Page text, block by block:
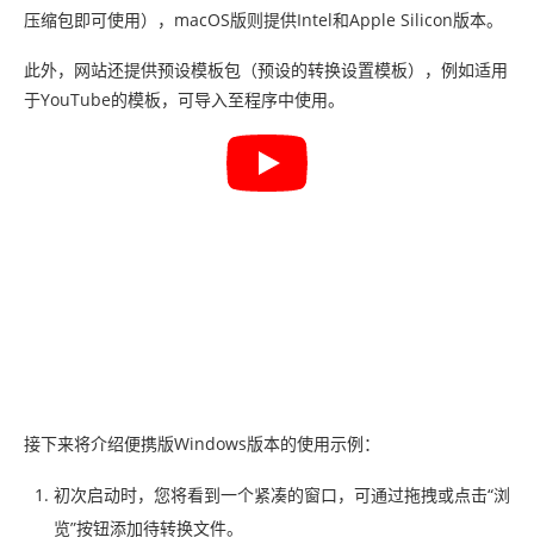
压缩包即可使用），macOS版则提供Intel和Apple Silicon版本。
此外，网站还提供预设模板包（预设的转换设置模板），例如适用
于YouTube的模板，可导入至程序中使用。
接下来将介绍便携版Windows版本的使用示例：
初次启动时，您将看到一个紧凑的窗口，可通过拖拽或点击“浏
览”按钮添加待转换文件。